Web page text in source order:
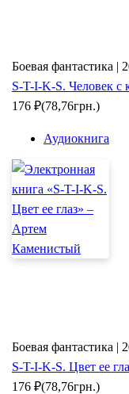
Боевая фантастика |
S-T-I-K-S. Человек с
176 ₽(78,76грн.)
Аудиокнига
Боевая фантастика |
S-T-I-K-S. Цвет ее
176 ₽(78,76грн.)